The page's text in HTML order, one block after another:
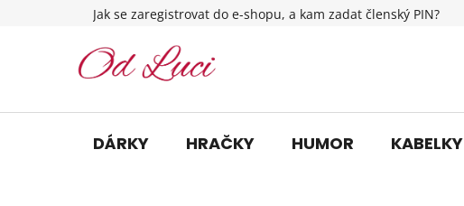
Jak se zaregistrovat do e-shopu, a kam zadat členský PIN?
DÁRKY HRAČKY HUMOR KABELKY